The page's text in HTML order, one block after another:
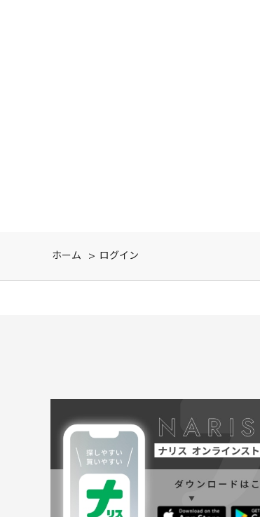
ホーム > ログイン